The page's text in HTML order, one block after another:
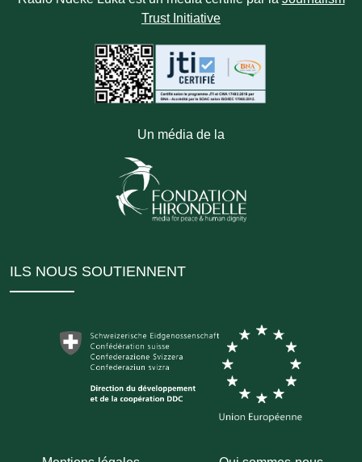
Trust Initiative
Un média de la
ILS NOUS SOUTIENNENT